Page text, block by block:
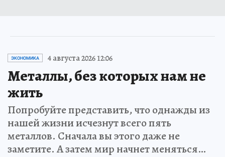
ЭКОНОМИКА 4 августа 2026 12:06
Металлы, без которых нам не
жить
Попробуйте представить, что однажды из
нашей жизни исчезнут всего пять
металлов. Сначала вы этого даже не
заметите. А затем мир начнет меняться…